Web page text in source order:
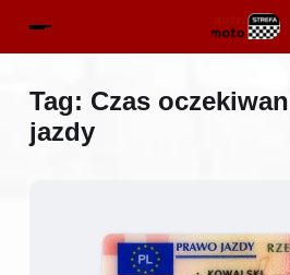
Tag: Czas
jazdy